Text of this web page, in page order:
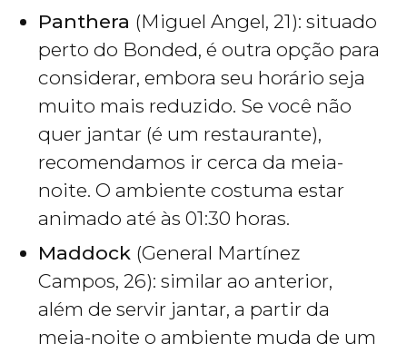
Panthera (Miguel Angel, 21): situado
perto do Bonded, é outra opção para
considerar, embora seu horário seja
muito mais reduzido. Se você não
quer jantar (é um restaurante),
recomendamos ir cerca da meia-
noite. O ambiente costuma estar
animado até às 01:30 horas.
Maddock (General Martínez
Campos, 26): similar ao anterior,
além de servir jantar, a partir da
meia-noite o ambiente muda de um